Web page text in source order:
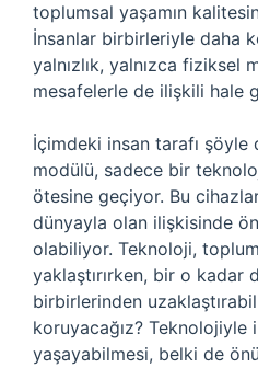
toplumsal yaşamın
İnsanlar birbirleriyle daha
yalnızlık, yalnızca fiziksel
mesafelerle de ilişkili hale
İçimdeki insan tarafı şöyle
modülü, sadece bir
ötesine geçiyor. Bu
dünyayla olan ilişkisinde
olabiliyor. Teknoloji,
yaklaştırırken, bir o kadar
birbirlerinden
koruyacağız? Teknolojiyle
yaşayabilmesi, belki de